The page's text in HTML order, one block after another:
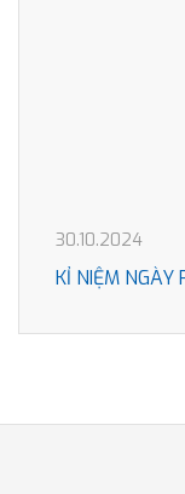
30.10.2024
KỈ NIỆM